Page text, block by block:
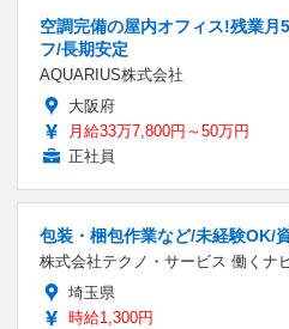
空調完備の屋内オフィス!残業月
フ/長期安定
AQUARIUS株式会社
大阪府
月給33万7,800円～50万円
正社員
包装・梱包作業など/未経験OK/
株式会社テクノ・サービス 働くナ
埼玉県
時給1,300円